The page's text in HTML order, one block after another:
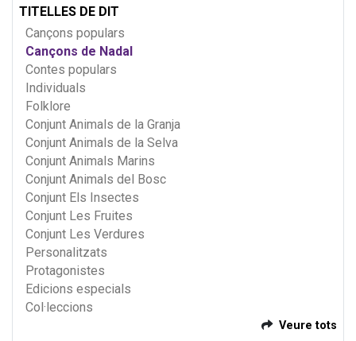
TITELLES DE DIT
Cançons populars
Cançons de Nadal
Contes populars
Individuals
Folklore
Conjunt Animals de la Granja
Conjunt Animals de la Selva
Conjunt Animals Marins
Conjunt Animals del Bosc
Conjunt Els Insectes
Conjunt Les Fruites
Conjunt Les Verdures
Personalitzats
Protagonistes
Edicions especials
Col·leccions
Veure tots